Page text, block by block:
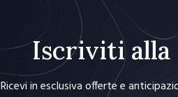
Iscriviti alla
Ricevi in esclusiva offerte e